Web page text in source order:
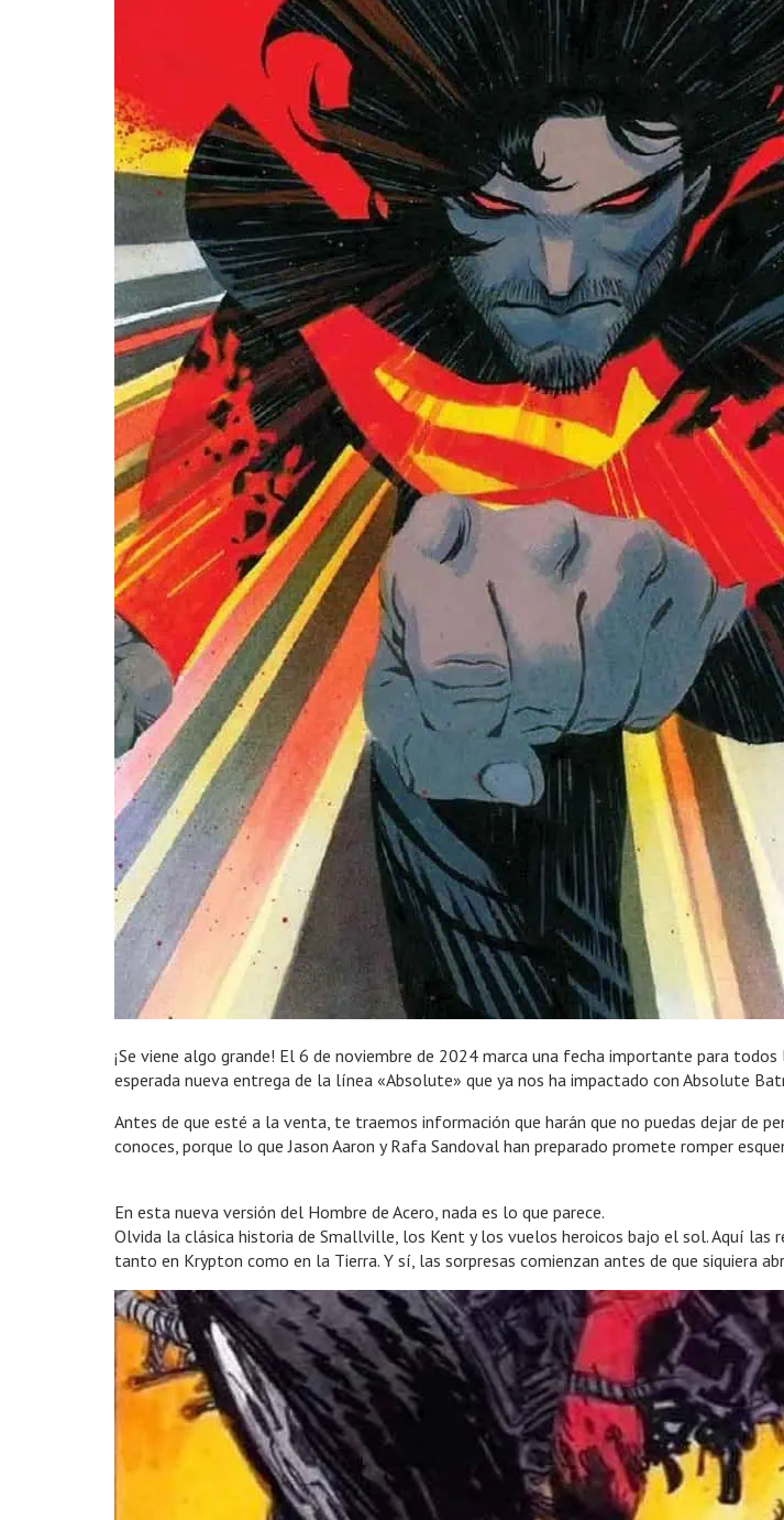
¡Se viene algo grande! El 6 de noviembre de 2024 marca una fecha importante para
esperada nueva entrega de la línea «Absolute» que ya nos ha impactado con Absolute
Antes de que esté a la venta, te traemos información que harán que no puedas dejar de
conoces, porque lo que Jason Aaron y Rafa Sandoval han preparado promete romper
En esta nueva versión del Hombre de Acero, nada es lo que parece.
Olvida la clásica historia de Smallville, los Kent y los vuelos heroicos bajo el sol. Aquí las
tanto en Krypton como en la Tierra. Y sí, las sorpresas comienzan antes de que siquiera